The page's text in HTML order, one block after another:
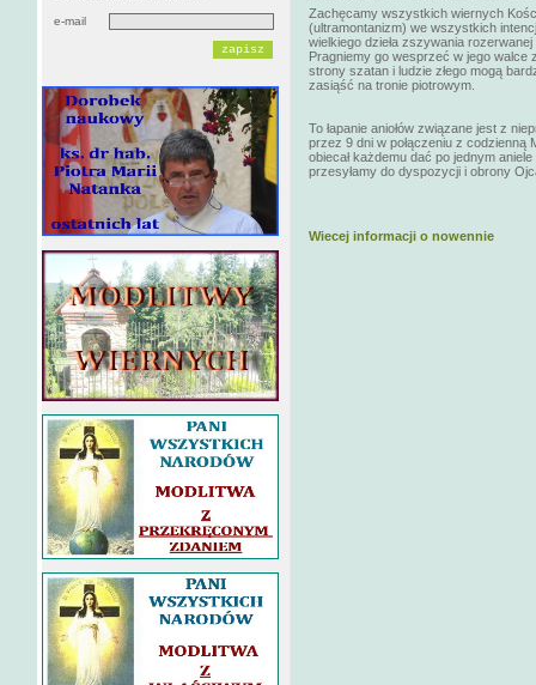
e-mail
Zachęcamy wszystkich wiernych
(ultramontanizm) we wszystkich
wielkiego dzieła zszywania rozerwanej
Pragniemy go wesprzeć w jego walce
strony szatan i ludzie złego mogą
zasiąść na tronie piotrowym.
To łapanie aniołów związane jest z
przez 9 dni w połączeniu z codzienną
obiecał każdemu dać po jednym
przesyłamy do dyspozycji i obrony
Wiecej informacji o nowennie